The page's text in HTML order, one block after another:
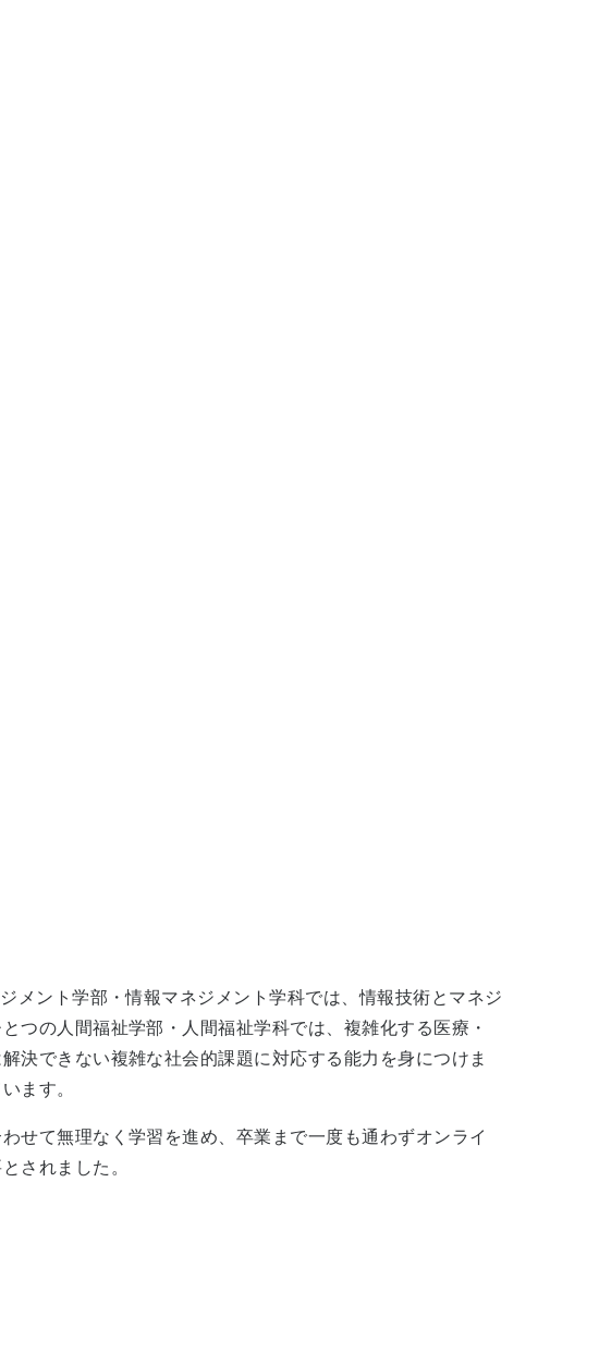
メント学部・情報マネジメント学科では、情報技術とマネジ
つの人間福祉学部・人間福祉学科では、複雑化する医療・
決できない複雑な社会的課題に対応する能力を身につけま
ます。
せて無理なく学習を進め、卒業まで一度も通わずオンライ
されました。